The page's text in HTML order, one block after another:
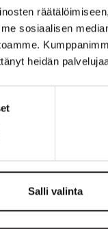
sosiaalisen
heidän
Salli valinta